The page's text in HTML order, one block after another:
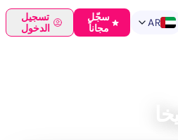
AR
سجّل
مجاناً
تسجيل
الدخول